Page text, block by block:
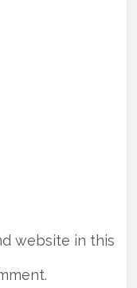
website in this